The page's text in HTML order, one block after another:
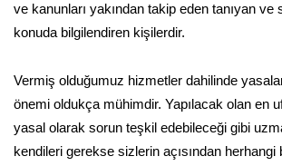
ve kanunları yakından takip eden tanıyan ve
konuda bilgilendiren kişilerdir.
Vermiş olduğumuz hizmetler dahilinde
önemi oldukça mühimdir. Yapılacak olan en
yasal olarak sorun teşkil edebileceği gibi
kendileri gerekse sizlerin açısından herhangi